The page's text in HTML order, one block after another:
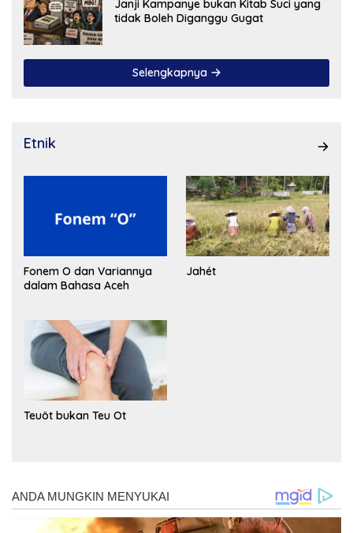
Janji Kampanye bukan Kitab Suci yang
tidak Boleh Diganggu Gugat
Selengkapnya
Etnik
Fonem O dan Variannya
dalam Bahasa Aceh
Jahét
Teuöt bukan Teu Ot